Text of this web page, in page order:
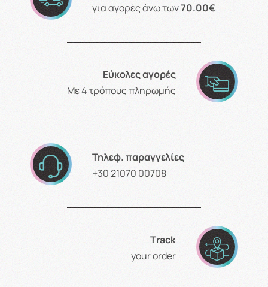
για αγορές άνω των70.00€
Εύκολες αγορές
Με 4 τρόπους πληρωμής
Τηλεφ. παραγγελίες
+30 21070 00708
Τrack
your order